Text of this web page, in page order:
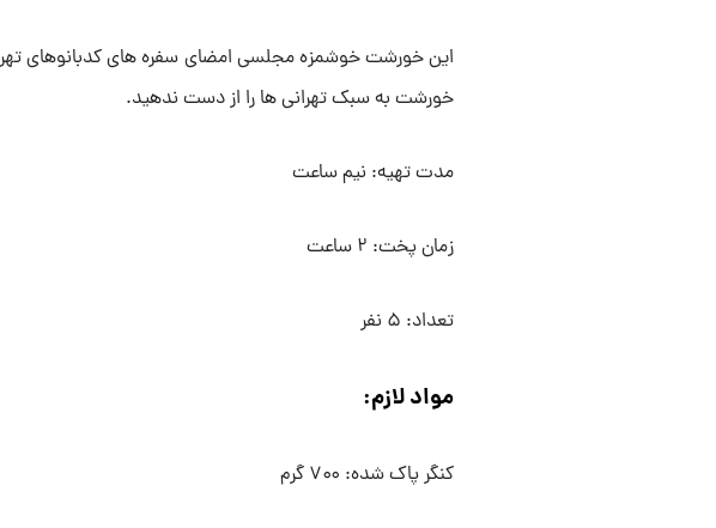
این خورشت خوشمزه مجلسی امضای سفره های کدبانوهای
خورشت به سبک تهرانی ها را از دست ندهید.
مدت تهیه: نیم ساعت
زمان پخت: ۲ ساعت
تعداد: ۵ نفر
مواد لازم:
کنگر پاک شده: ۷۰۰ گرم